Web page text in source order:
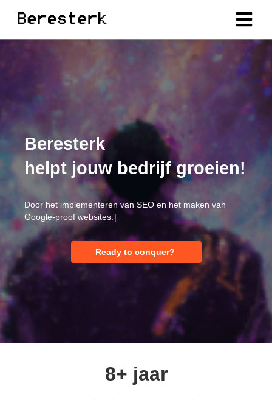
Beresterk
helpt jouw bedrijf groeien!
Door het implementeren van SEO en het maken van
Google-proof websites
Ready to conquer?
8+ jaar